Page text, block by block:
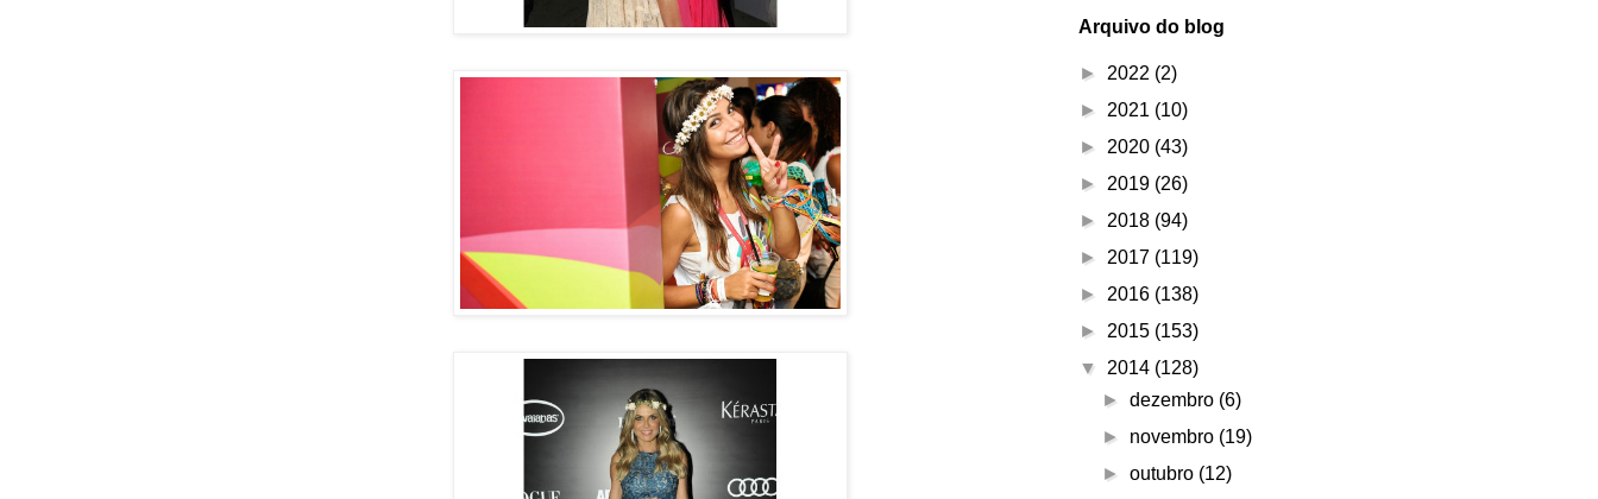
Arquivo do blog
► 2022 (2)
► 2021 (10)
► 2020 (43)
► 2019 (26)
► 2018 (94)
► 2017 (119)
► 2016 (138)
► 2015 (153)
▼ 2014 (128)
►dezembro (6)
► novembro (19)
►outubro (12)